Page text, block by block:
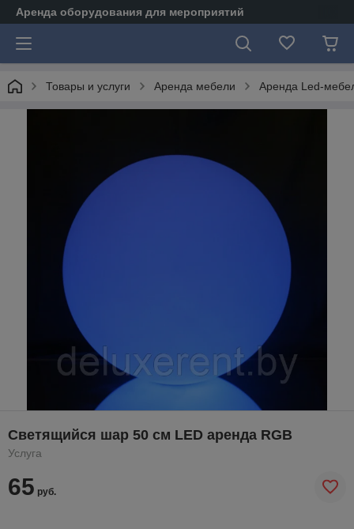
Аренда оборудования для мероприятий
Товары и услуги Аренда мебели Аренда Led-
Светящийся шар 50 см LED аренда RGB
Услуга
65 руб.